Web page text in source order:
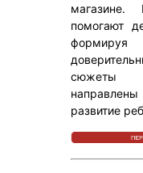
помогают
формируя
сюжеты
развитие